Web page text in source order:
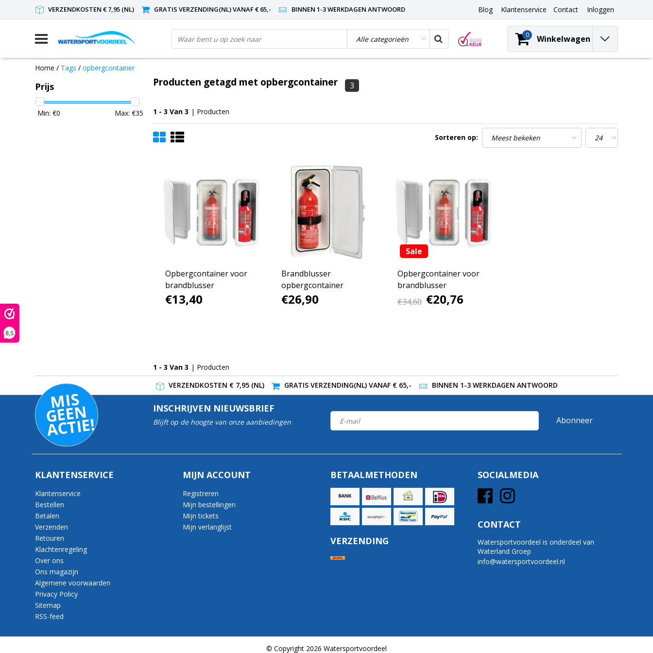
8,5
VERZENDKOSTEN € 7,95 (NL) GRATIS VERZENDING(NL) VANAF € 65,- BINNEN 1-3 WERKDAGEN ANTWOORD Blog Klantenservice Contact Inloggen
0 Winkelwagen
Home / Tags / opbergcontainer
Prijs
Min: €0 Max: €35
Producten getagd met opbergcontainer 3
1 - 3 Van 3 | Producten
Sorteren op:
Opbergcontainer voor
brandblusser
€13,40
Brandblusser
opbergcontainer
€26,90
Sale
Opbergcontainer voor
brandblusser
€34,60 €20,76
1 - 3 Van 3 | Producten
VERZENDKOSTEN € 7,95 (NL)
GRATIS VERZENDING(NL) VANAF € 65,- BINNEN 1-3 WERKDAGEN ANTWOORD
MI
S
G
E
E
N
A
C
TI
E!
INSCHRIJVEN NIEUWSBRIEF
Blijft op de hoogte van onze aanbiedingen Abonneer
KLANTENSERVICE
Klantenservice
Bestellen
Betalen
Verzenden
Retouren
Klachtenregeling
Over ons
Ons magazijn
Algemene voorwaarden
Privacy Policy
Sitemap
RSS-feed
MIJN ACCOUNT
Registreren
Mijn bestellingen
Mijn tickets
Mijn verlanglijst
BETAALMETHODEN
VERZENDING
SOCIALMEDIA
CONTACT
Watersportvoordeel is onderdeel van
Waterland Groep
info@watersportvoordeel.nl
© Copyright 2026 Watersportvoordeel